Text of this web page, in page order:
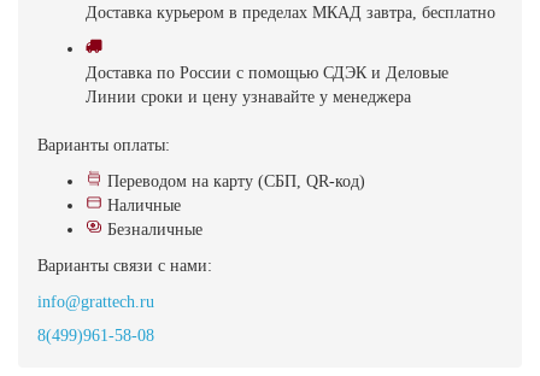
Доставка курьером в пределах МКАД завтра, бесплатно
Доставка по России с помощью СДЭК и Деловые
Линии сроки и цену узнавайте у менеджера
Варианты оплаты:
Переводом на карту (СБП, QR-код)
Наличные
Безналичные
Варианты связи с нами:
info@grattech.ru
8(499)961-58-08